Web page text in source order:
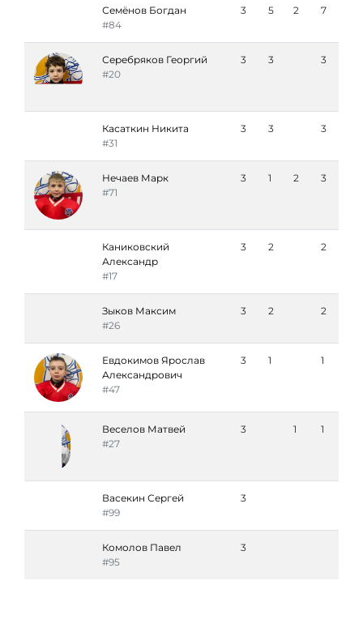
Семёнов Богдан
#84
3 5 2 7
Серебряков Георгий
#20
3 3 3
Касаткин Никита
#31
3 3 3
Нечаев Марк
#71
3 1 2 3
Каниковский
Александр
#17
3 2 2
Зыков Максим
#26
3 2 2
Евдокимов Ярослав
Александрович
#47
3 1 1
Веселов Матвей
#27
3 1 1
Васекин Сергей
#99
3
Комолов Павел
#95
3